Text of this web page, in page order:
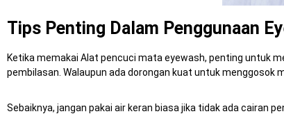
Tips Penting Dalam Penggunaan
Ketika memakai Alat pencuci mata eyewash, penting untuk
pembilasan. Walaupun ada dorongan kuat untuk
Sebaiknya, jangan pakai air keran biasa jika tidak ada cairan